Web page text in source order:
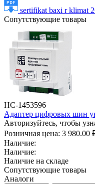
sertifikat baxi r klimat
Сопутствующие товары
НС-1453596
Адаптер цифровых шин
Авторизуйтесь, чтобы
Розничная цена: 3 980.00
Наличие:
Наличие:
Наличие на складе
Сопутствующие товары
Аналоги